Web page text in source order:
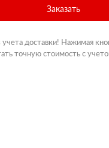
Заказать
доставки! Нажимая
точную стоимость с